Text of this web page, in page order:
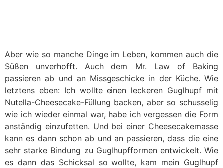
Aber wie so manche Dinge im Leben, kommen auch die
Süßen unverhofft. Auch dem Mr. Law of Baking
passieren ab und an Missgeschicke in der Küche. Wie
letztens eben: Ich wollte einen leckeren Guglhupf mit
Nutella-Cheesecake-Füllung backen, aber so schusselig
wie ich wieder einmal war, habe ich vergessen die Form
anständig einzufetten. Und bei einer Cheesecakemasse
kann es dann schon ab und an passieren, dass die eine
sehr starke Bindung zu Guglhupfformen entwickelt. Wie
es dann das Schicksal so wollte, kam mein Guglhupf